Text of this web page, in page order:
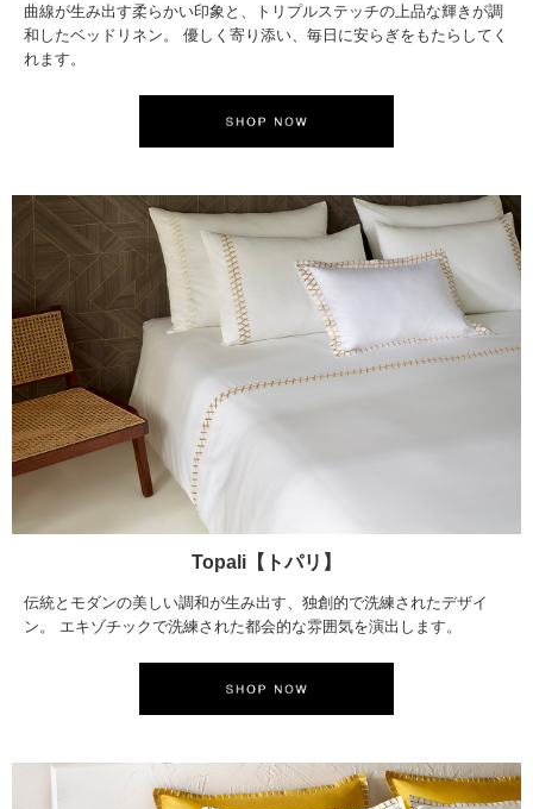
曲線が生み出す柔らかい印象と、トリプルステッチの上品な輝きが調
和したベッドリネン。 優しく寄り添い、毎日に安らぎをもたらしてく
れます。
Topali【トパリ】
伝統とモダンの美しい調和が生み出す、独創的で洗練されたデザイ
ン。 エキゾチックで洗練された都会的な雰囲気を演出します。